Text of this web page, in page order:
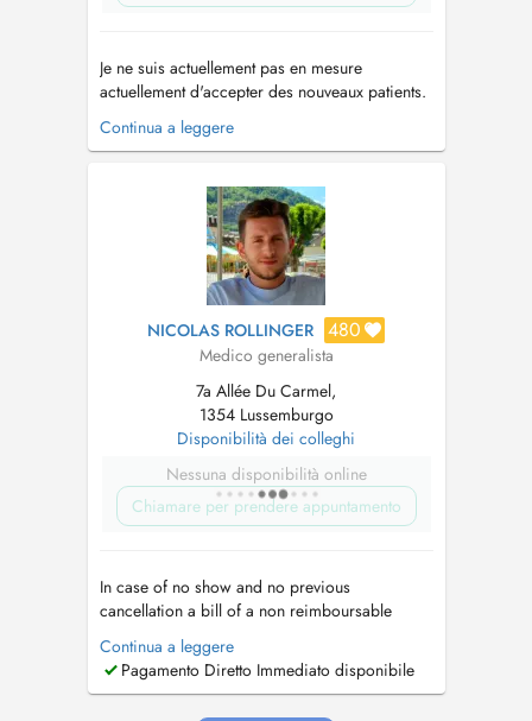
Je ne suis actuellement pas en mesure
actuellement d'accepter des nouveaux patients.
En cas de rendez-vous non respecté et non
annulé deux heures à l'avance le prix d'une
Vous êtes déjà patient? Votre nom, prénom et
date de naissance sont suffis...
Continua a leggere
NICOLAS ROLLINGER 480
Medico generalista
7a Allée Du Carmel,
1354 Lussemburgo
Disponibilità dei colleghi
Nessuna disponibilità online
Chiamare per prendere appuntamento
In case of no show and no previous
cancellation a bill of a non reimboursable
consultation will be sent. En cas de rendez-vous
non respecté et non annulé deux heures à
l'avance le prix d'une consultation sera facturé (
Continua a leggere
Pagamento Diretto Immediato disponibile